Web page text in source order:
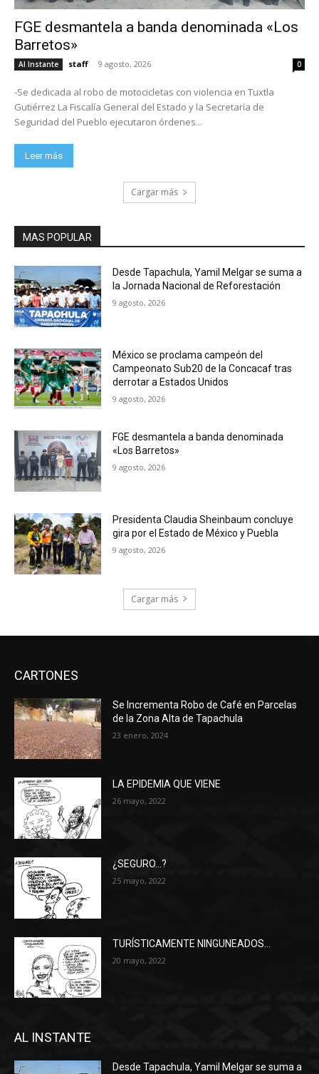
FGE desmantela a banda denominada «Los
Barretos»
Al Instante staff - 9 agosto, 2026 0
-Se dedicada al robo de motocicletas con violencia en Tuxtla
Gutiérrez La Fiscalía General del Estado y la Secretaría de
Seguridad del Pueblo ejecutaron órdenes...
Leer más
Cargar más
MAS POPULAR
Desde Tapachula, Yamil Melgar se suma a
la Jornada Nacional de Reforestación
9 agosto, 2026
México se proclama campeón del
Campeonato Sub20 de la Concacaf tras
derrotar a Estados Unidos
9 agosto, 2026
FGE desmantela a banda denominada
«Los Barretos»
9 agosto, 2026
Presidenta Claudia Sheinbaum concluye
gira por el Estado de México y Puebla
9 agosto, 2026
Cargar más
CARTONES
Se Incrementa Robo de Café en Parcelas
de la Zona Alta de Tapachula
23 enero, 2024
LA EPIDEMIA QUE VIENE
26 mayo, 2022
¿SEGURO…?
25 mayo, 2022
TURÍSTICAMENTE NINGUNEADOS…
20 mayo, 2022
AL INSTANTE
Desde Tapachula, Yamil Melgar se suma a